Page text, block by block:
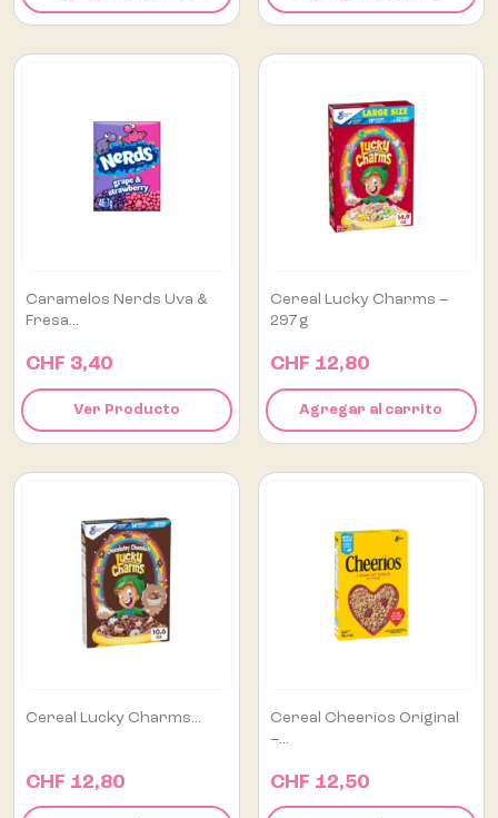
Caramelos Nerds Uva &
Fresa...
CHF 3,40
Ver Producto
Cereal Lucky Charms –
297 G
CHF 12,80
Agregar al carrito
Cereal Lucky Charms...
CHF 12,80
Cereal Cheerios Original
–...
CHF 12,50